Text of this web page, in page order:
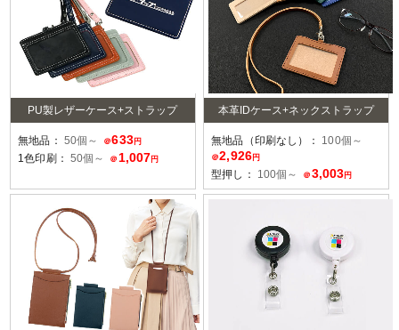
PU製レザーケース+ストラップ
無地品： 50個～ ＠633円
1色印刷： 50個～ ＠ 1,007 円
本革IDケース+ネックストラップ
無地品（印刷なし）： 100個～
＠2,926円
型押し： 100個～ ＠ 3,003 円